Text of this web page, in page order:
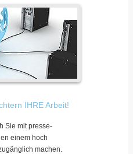
IHRE Arbeit!
Sie mit presse-
einem hoch
machen.